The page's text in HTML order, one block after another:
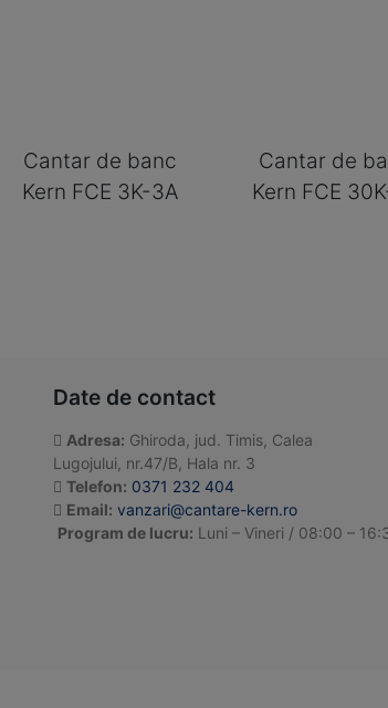
Cantar de banc
Kern FCE 3K-3A
Cantar de
Kern FCE
Date de contact
Adresa: Ghiroda, jud. Timis, Calea
Lugojului, nr.47/B, Hala nr. 3
Telefon: 0371 232 404
Email: vanzari@cantare-kern.ro
Program de lucru: Luni – Vineri / 08:00 –